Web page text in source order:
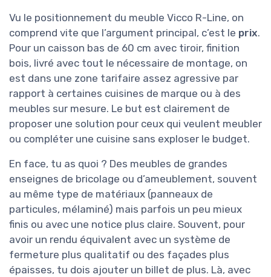
Vu le positionnement du meuble Vicco R-Line, on
comprend vite que l’argument principal, c’est le prix.
Pour un caisson bas de 60 cm avec tiroir, finition
bois, livré avec tout le nécessaire de montage, on
est dans une zone tarifaire assez agressive par
rapport à certaines cuisines de marque ou à des
meubles sur mesure. Le but est clairement de
proposer une solution pour ceux qui veulent meubler
ou compléter une cuisine sans exploser le budget.
En face, tu as quoi ? Des meubles de grandes
enseignes de bricolage ou d’ameublement, souvent
au même type de matériaux (panneaux de
particules, mélaminé) mais parfois un peu mieux
finis ou avec une notice plus claire. Souvent, pour
avoir un rendu équivalent avec un système de
fermeture plus qualitatif ou des façades plus
épaisses, tu dois ajouter un billet de plus. Là, avec